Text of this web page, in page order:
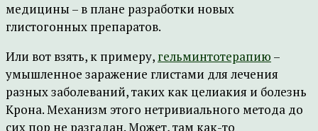
медицины – в плане разработки новых
глистогонных препаратов.
Или вот взять, к примеру, гельминтотерапию –
умышленное заражение глистами для лечения
разных заболеваний, таких как целиакия и болезнь
Крона. Механизм этого нетривиального метода до
сих пор не разгадан. Может, там как-то